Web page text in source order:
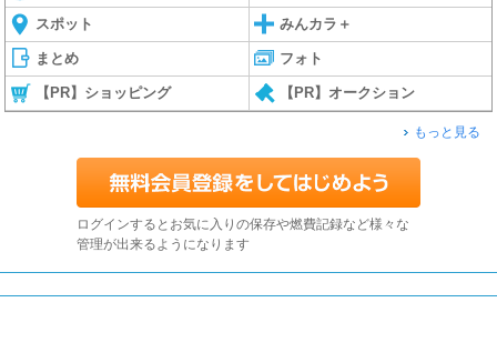
スポット みんカラ＋
まとめ フォト
【PR】ショッピング 【PR】オークション
もっと見る
ログインするとお気に入りの保存や燃費記録など様々な
管理が出来るようになります